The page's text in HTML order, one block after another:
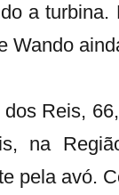
a turbina.
Wando
Reis,
na
pela avó.